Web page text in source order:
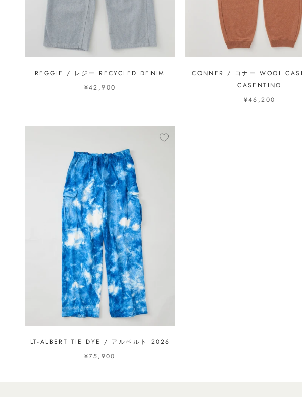
REGGIE / レジー RECYCLED DENIM
¥42,900
CONNER / コナー WOOL
CASENTINO
¥46,200
LT-ALBERT TIE DYE / アルベルト 2026
¥75,900